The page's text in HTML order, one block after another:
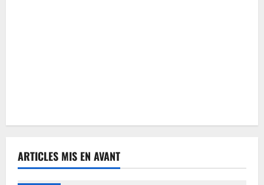
ARTICLES MIS EN AVANT